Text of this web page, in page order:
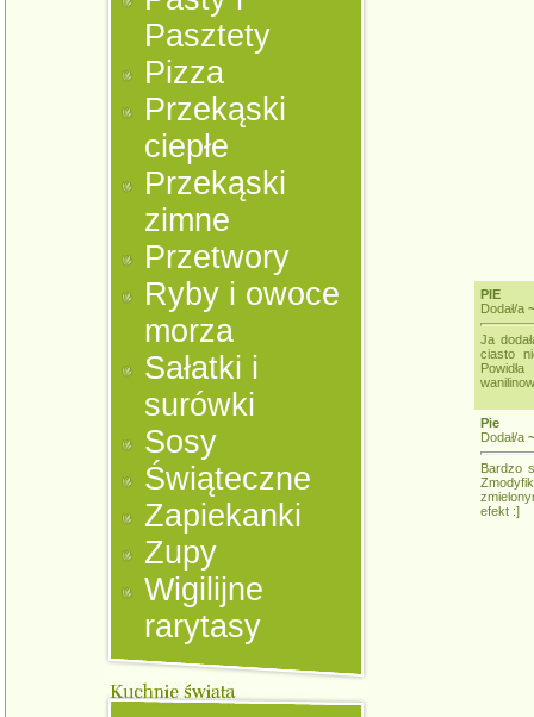
Pasztety
Pizza
Przekąski
ciepłe
Przekąski
zimne
Przetwory
Ryby i owoce
morza
Sałatki i
surówki
Sosy
Świąteczne
Zapiekanki
Zupy
Wigilijne
rarytasy
PIE
Dodał/a
Ja
ciasto
Pie
Dodał/a
Bardzo
efekt :]